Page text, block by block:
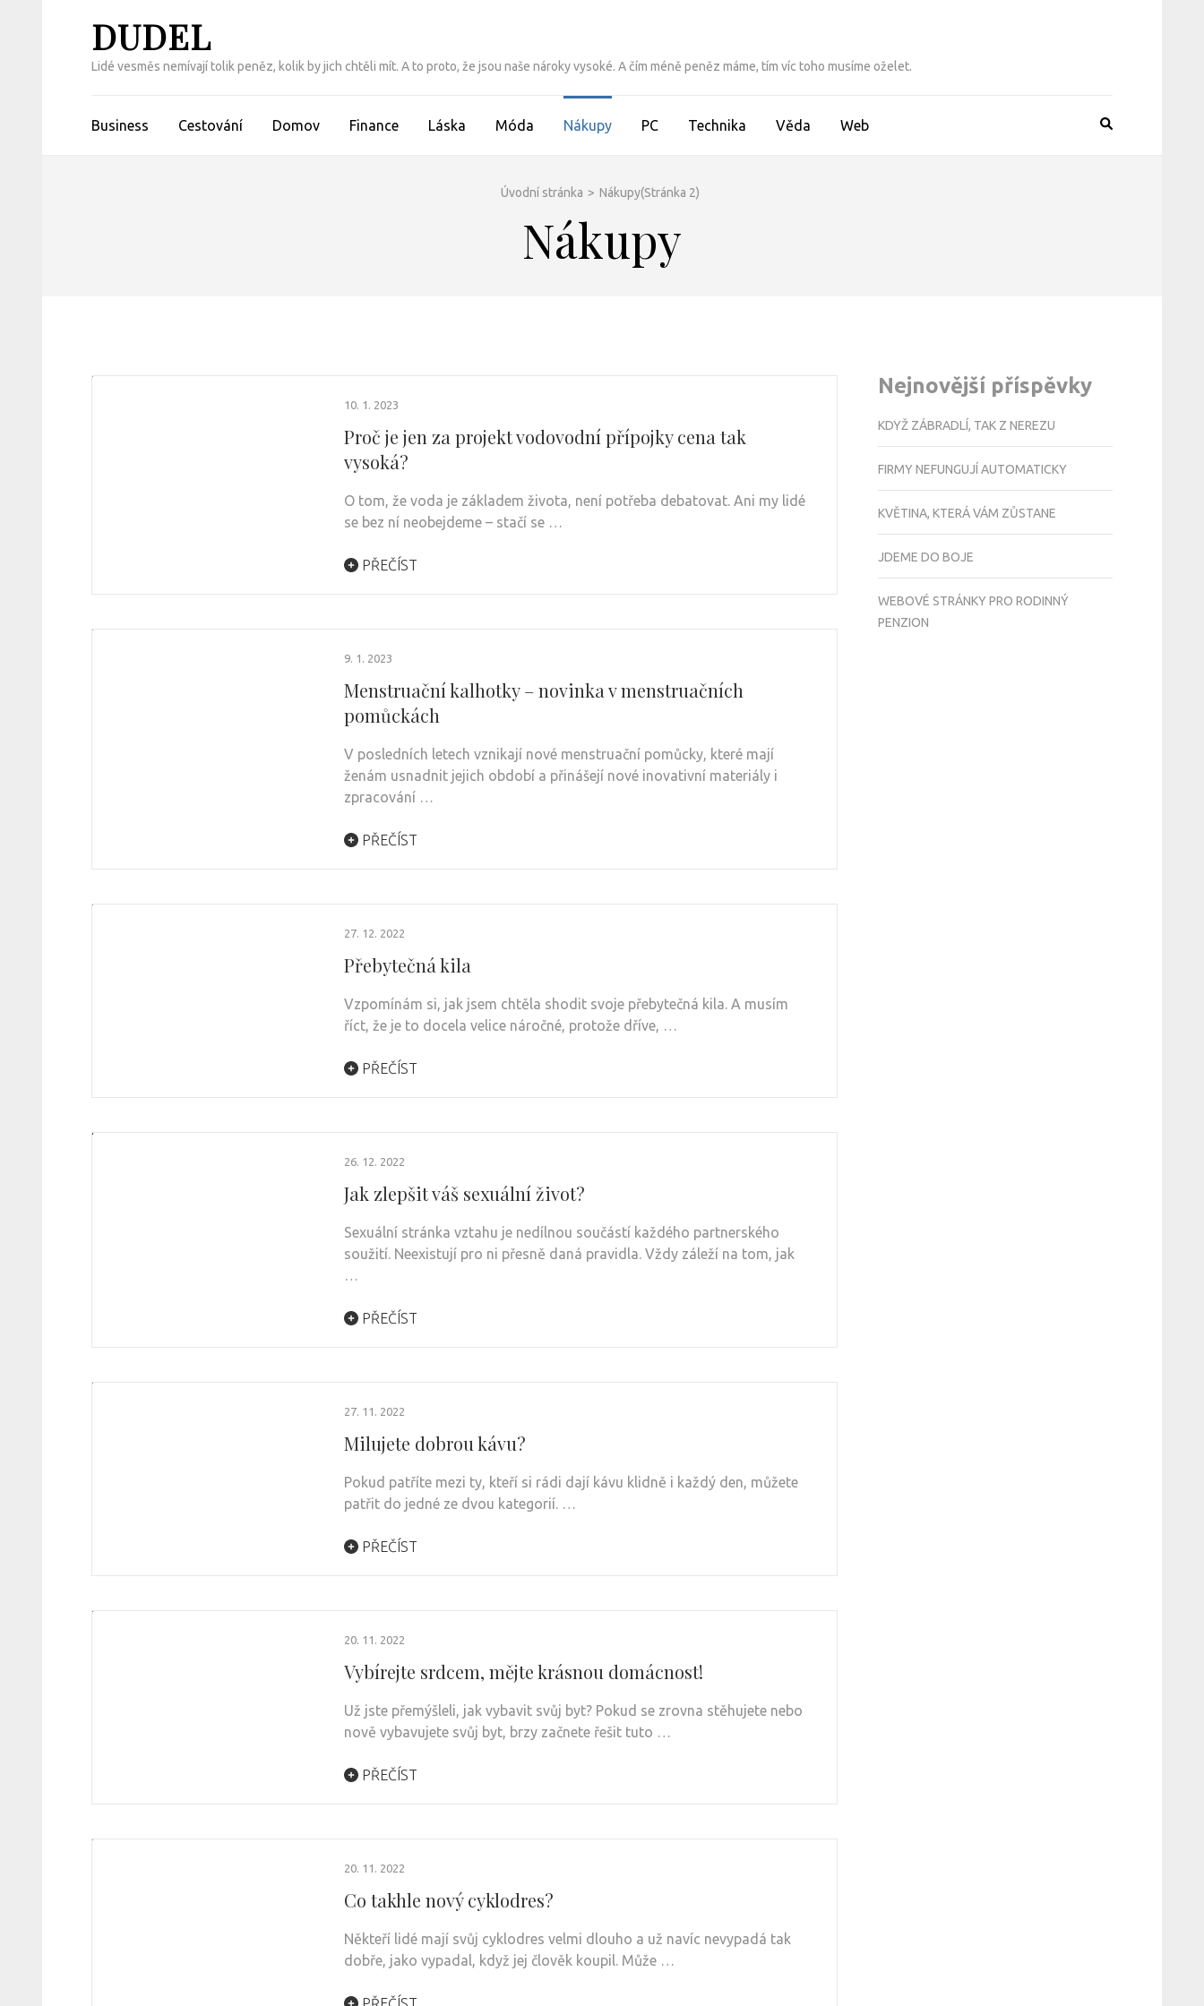
DUDEL
Lidé vesměs nemívají tolik peněz, kolik by jich chtěli mít. A to proto, že jsou naše nároky vysoké. A čím méně peněz máme, tím víc toho musíme oželet.
Business Cestování Domov Finance Láska Móda Nákupy PC Technika Věda Web
Úvodní stránka > Nákupy(Stránka 2)
Nákupy
10. 1. 2023
Proč je jen za projekt vodovodní přípojky cena tak
vysoká?
O tom, že voda je základem života, není potřeba debatovat. Ani my lidé
se bez ní neobejdeme – stačí se …
PŘEČÍST
9. 1. 2023
Menstruační kalhotky – novinka v menstruačních
pomůckách
V posledních letech vznikají nové menstruační pomůcky, které mají
ženám usnadnit jejich období a přinášejí nové inovativní materiály i
zpracování …
PŘEČÍST
27. 12. 2022
Přebytečná kila
Vzpomínám si, jak jsem chtěla shodit svoje přebytečná kila. A musím
říct, že je to docela velice náročné, protože dříve, …
PŘEČÍST
26. 12. 2022
Jak zlepšit váš sexuální život?
Sexuální stránka vztahu je nedílnou součástí každého partnerského
soužití. Neexistují pro ni přesně daná pravidla. Vždy záleží na tom, jak
…
PŘEČÍST
27. 11. 2022
Milujete dobrou kávu?
Pokud patříte mezi ty, kteří si rádi dají kávu klidně i každý den, můžete
patřit do jedné ze dvou kategorií. …
PŘEČÍST
20. 11. 2022
Vybírejte srdcem, mějte krásnou domácnost!
Už jste přemýšleli, jak vybavit svůj byt? Pokud se zrovna stěhujete nebo
nově vybavujete svůj byt, brzy začnete řešit tuto …
PŘEČÍST
20. 11. 2022
Co takhle nový cyklodres?
Někteří lidé mají svůj cyklodres velmi dlouho a už navíc nevypadá tak
dobře, jako vypadal, když jej člověk koupil. Může …
Nejnovější příspěvky
KDYŽ ZÁBRADLÍ, TAK Z NEREZU
FIRMY NEFUNGUJÍ AUTOMATICKY
KVĚTINA, KTERÁ VÁM ZŮSTANE
JDEME DO BOJE
WEBOVÉ STRÁNKY PRO RODINNÝ
PENZION